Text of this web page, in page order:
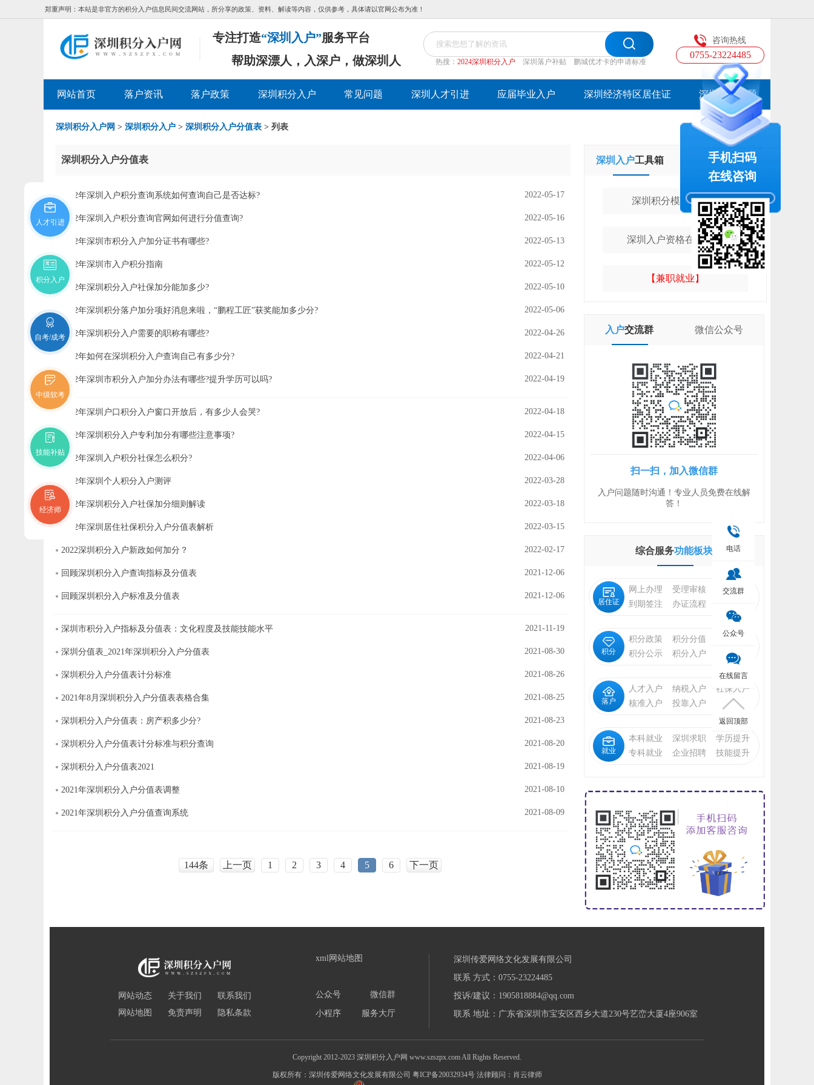
郑重声明：本站是非官方的积分入户信息民间交流网站，所分享的政策、资料、解读等内容，仅供参考，具体请以官网公布为准！
专注打造“深圳入户”服务平台
帮助深漂人，入深户，做深圳人
热搜： 2024深圳积分入户 深圳落户补贴 鹏城优才卡的申请标准
咨询热线
0755-23224485
网站首页 落户资讯 落户政策 深圳积分入户 常见问题 深圳人才引进 应届毕业入户 深圳经济特区居住证 深圳入户专题
深圳积分入户网 > 深圳积分入户 > 深圳积分入户分值表 > 列表
深圳积分入户分值表
2022年深圳入户积分查询系统如何查询自己是否达标? 2022-05-17
2022年深圳入户积分查询官网如何进行分值查询? 2022-05-16
2022年深圳市积分入户加分证书有哪些? 2022-05-13
2022年深圳市入户积分指南 2022-05-12
2022年深圳积分入户社保加分能加多少? 2022-05-10
2022年深圳积分落户加分项好消息来啦，“鹏程工匠”获奖能加多少分? 2022-05-06
2022年深圳积分入户需要的职称有哪些? 2022-04-26
2022年如何在深圳积分入户查询自己有多少分? 2022-04-21
2022年深圳市积分入户加分办法有哪些?提升学历可以吗? 2022-04-19
2022年深圳户口积分入户窗口开放后，有多少人会哭? 2022-04-18
2022年深圳积分入户专利加分有哪些注意事项? 2022-04-15
2022年深圳入户积分社保怎么积分? 2022-04-06
2022年深圳个人积分入户测评 2022-03-28
2022年深圳积分入户社保加分细则解读 2022-03-18
2022年深圳居住社保积分入户分值表解析 2022-03-15
2022深圳积分入户新政如何加分？ 2022-02-17
回顾深圳积分入户查询指标及分值表 2021-12-06
回顾深圳积分入户标准及分值表 2021-12-06
深圳市积分入户指标及分值表：文化程度及技能技能水平 2021-11-19
深圳分值表_2021年深圳积分入户分值表 2021-08-30
深圳积分入户分值表计分标准 2021-08-26
2021年8月深圳积分入户分值表表格合集 2021-08-25
深圳积分入户分值表：房产积多少分? 2021-08-23
深圳积分入户分值表计分标准与积分查询 2021-08-20
深圳积分入户分值表2021 2021-08-19
2021年深圳积分入户分值表调整 2021-08-10
2021年深圳积分入户分值查询系统 2021-08-09
144条 上一页 1 2 3 4 5 6 下一页
深圳入户工具箱 学历提升工具箱
深圳积分模拟计算器
深圳入户资格在线测评
【兼职就业】
入户交流群 微信公众号
扫一扫，加入微信群
入户问题随时沟通！专业人员免费在线解
答！
综合服务功能板块
居住证
网上办理 受理审核
状态查询
到期签注
办证流程
积分
积分政策 积分分值
积分申请
积分公示
积分入户 入户指标
落户
人才入户 纳税入户
社保入户
核准入户
投靠入户 招工调干
就业
本科就业 深圳求职
学历提升
专科就业
企业招聘 技能提升
网站动态 关于我们
联系我们
网站地图
免责声明 隐私条款
xml网站地图
公众号 微信群
小程序 服务大厅
深圳传爱网络文化发展有限公司
联系 方式：0755-23224485
投诉/建议：1905818884@qq.com
联系 地址：广东省深圳市宝安区西乡大道230号艺峦大厦4座906室
Copyright 2012-2023 深圳积分入户网 www.szszpx.com All Rights Reserved.
版权所有：深圳传爱网络文化发展有限公司 粤ICP备20032934号法律顾问：肖云律师
人才引进
积分入户
自考/成考
中级软考
技能补贴
经济师
手机扫码
在线咨询
电话
交流群
公众号
在线留言
返回顶部